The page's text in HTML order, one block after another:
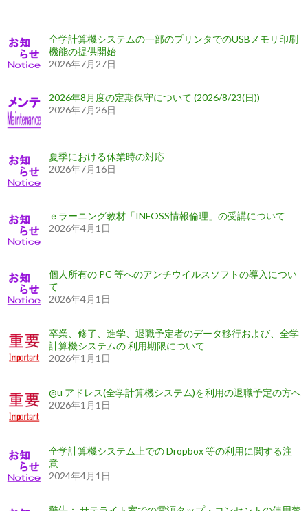
全学計算機システムの一部のプリンタでのUSBメモリ印刷
機能の提供開始
2026年7月27日
2026年8月度の定期保守について (2026/8/23(日))
2026年7月26日
夏季における休業時の対応
2026年7月16日
ｅラーニング教材「INFOSS情報倫理」の受講について
2026年4月1日
個人所有の PC 等へのアンチウイルスソフトの導入につい
て
2026年4月1日
卒業、修了、進学、退職予定者のデータ移行および、全学
計算機システムの 利用期限について
2026年1月1日
@u アドレス(全学計算機システム)を利用の退職予定の方へ
2026年1月1日
全学計算機システム上での Dropbox 等の利用に関する注
意
2024年4月1日